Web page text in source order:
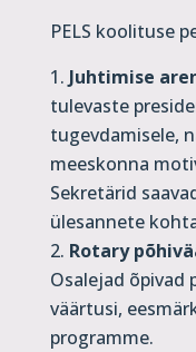
PELS koolituse
Juhtimise
tulevaste
tugevdamisele,
meeskonna
Sekretärid
ülesannete
Rotary
Osalejad
väärtusi,
programme.